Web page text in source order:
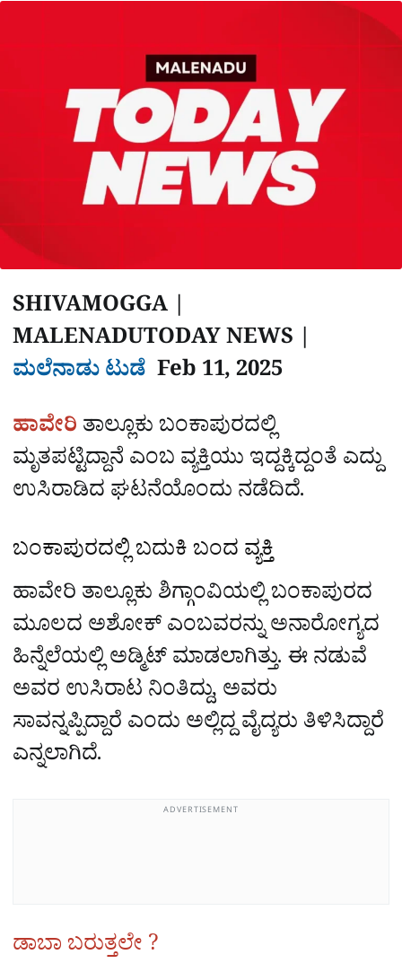
p o a
a
e
SHIVAMOGGA |
MALENADUTODAY NEWS |
ಮಲೆನಾಡು ಟುಡೆ Feb 11, 2025
ಹಾವೇರಿ ತಾಲ್ಲೂಕು ಬಂಕಾಪುರದಲ್ಲಿ
ಮೃತಪಟ್ಟಿದ್ದಾನೆ ಎಂಬ ವ್ಯಕ್ತಿಯು ಇದ್ದಕ್ಕಿದ್ದಂತೆ ಎದ್ದು
ಉಸಿರಾಡಿದ ಘಟನೆಯೊಂದು ನಡೆದಿದೆ.
ಬಂಕಾಪುರದಲ್ಲಿ ಬದುಕಿ ಬಂದ ವ್ಯಕ್ತಿ
ಹಾವೇರಿ ತಾಲ್ಲೂಕು ಶಿಗ್ಗಾಂವಿಯಲ್ಲಿ ಬಂಕಾಪುರದ
ಮೂಲದ ಅಶೋಕ್‌ ಎಂಬವರನ್ನು ಅನಾರೋಗ್ಯದ
ಹಿನ್ನೆಲೆಯಲ್ಲಿ ಅಡ್ಮಿಟ್‌ ಮಾಡಲಾಗಿತ್ತು. ಈ ನಡುವೆ
ಅವರ ಉಸಿರಾಟ ನಿಂತಿದ್ದು, ಅವರು
ಸಾವನ್ನಪ್ಪಿದ್ದಾರೆ ಎಂದು ಅಲ್ಲಿದ್ದ ವೈದ್ಯರು ತಿಳಿಸಿದ್ದಾರೆ
ಎನ್ನಲಾಗಿದೆ.
ADVERTISEMENT
ಡಾಬಾ ಬರುತ್ತಲೇ ?